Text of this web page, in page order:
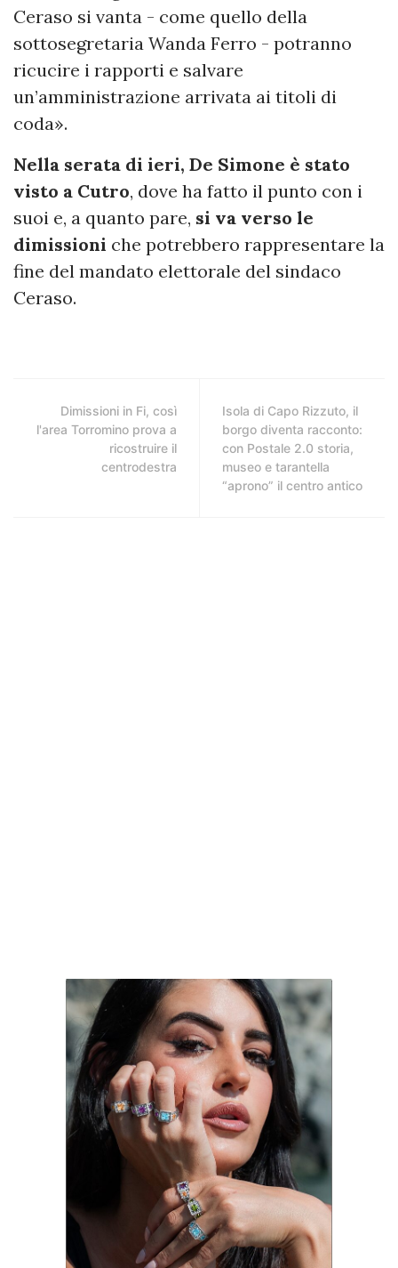
Ceraso si vanta - come quello della
sottosegretaria Wanda Ferro - potranno
ricucire i rapporti e salvare
un’amministrazione arrivata ai titoli di
coda».
Nella serata di ieri, De Simone è stato
visto a Cutro, dove ha fatto il punto con i
suoi e, a quanto pare, si va verso le
dimissioni che potrebbero rappresentare la
fine del mandato elettorale del sindaco
Ceraso.
Dimissioni in Fi, così
l'area Torromino prova a
ricostruire il
centrodestra
Isola di Capo Rizzuto, il
borgo diventa racconto:
con Postale 2.0 storia,
museo e tarantella
“aprono” il centro antico